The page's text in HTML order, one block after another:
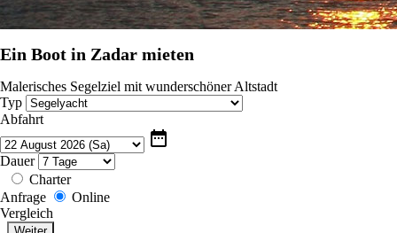
Ein Boot in Zadar mieten
Malerisches Segelziel mit wunderschöner Altstadt
Typ
Abfahrt
date_range
Dauer
Charter
Anfrage
Online
Vergleich